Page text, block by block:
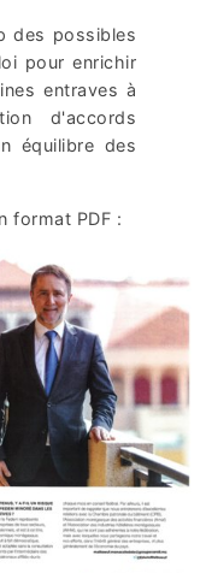
des possibles
pour enrichir
entraves à
d'accords
équilibre des
format PDF :